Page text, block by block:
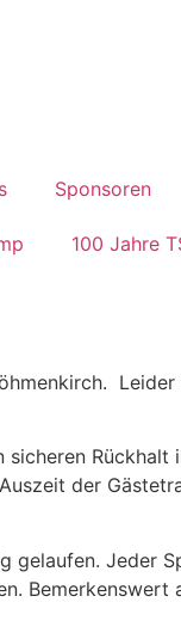
Sponsoren
100 Jahre
Rückhalt
der
gelaufen. Jeder
Bemerkenswert